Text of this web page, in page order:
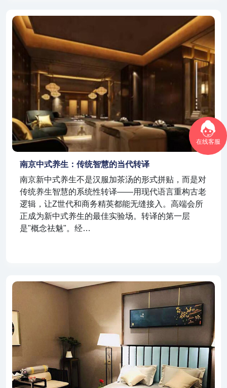
在线客服
南京中式养生：传统智慧的当代转译
南京新中式养生不是汉服加茶汤的形式拼贴，而是对
传统养生智慧的系统性转译——用现代语言重构古老
逻辑，让Z世代和商务精英都能无缝接入。高端会所
正成为新中式养生的最佳实验场。转译的第一层
是"概念祛魅"。经…